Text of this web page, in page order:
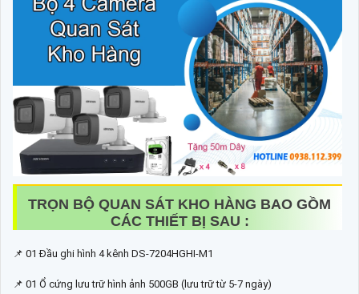
TRỌN BỘ QUAN SÁT KHO HÀNG BAO GỒM
CÁC THIẾT BỊ SAU :
📌 01 Đầu ghi hình 4 kênh DS-7204HGHI-M1
📌 01 Ổ cứng lưu trữ hình ảnh 500GB (lưu trữ từ 5-7 ngày)